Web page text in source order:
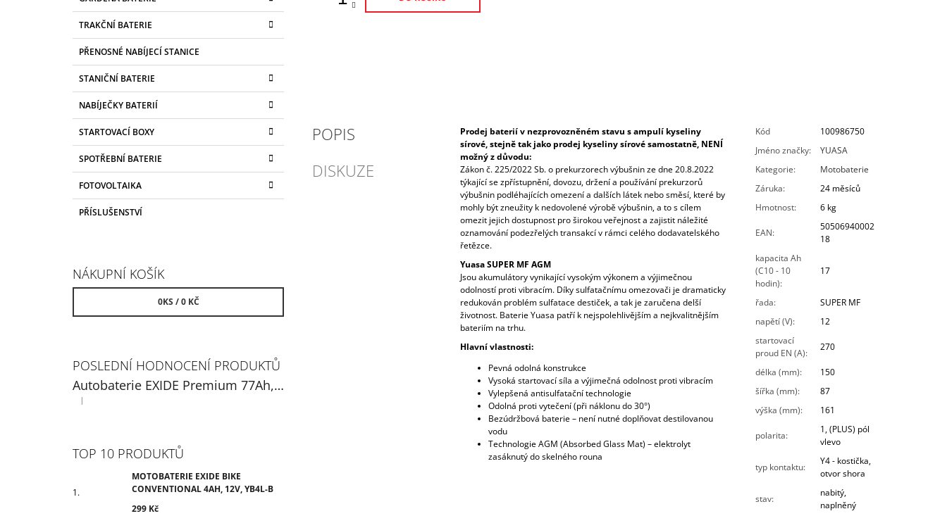
TRAKČNÍ BATERIE
PŘENOSNÉ NABÍJECÍ STANICE
STANIČNÍ BATERIE
NABÍJEČKY BATERIÍ
STARTOVACÍ BOXY
SPOTŘEBNÍ BATERIE
FOTOVOLTAIKA
PŘÍSLUŠENSTVÍ
NÁKUPNÍ KOŠÍK
0KS /0 KČ
POSLEDNÍ HODNOCENÍ PRODUKTŮ
Autobaterie EXIDE Premium 77Ah, 12V, EA770
Hodnocení produktu je 5 z 5 hvězdiček.
|
TOP 10 PRODUKTŮ
MOTOBATERIE EXIDE BIKE
CONVENTIONAL 4AH, 12V, YB4L-B
299 Kč
POPIS
DISKUZE
Prodej baterií v nezprovozněném stavu s ampulí kyseliny
sírové, stejně tak jako prodej kyseliny sírové samostatně, NENÍ
možný z důvodu:
Zákon č. 225/2022 Sb. o prekurzorech výbušnin ze dne 20.8.2022
týkající se zpřístupnění, dovozu, držení a používání prekurzorů
výbušnin podléhajících omezení a dalších látek nebo směsí, které by
mohly být zneužity k nedovolené výrobě výbušnin, a to s cílem
omezit jejich dostupnost pro širokou veřejnost a zajistit náležité
oznamování podezřelých transakcí v rámci celého dodavatelského
řetězce.
Yuasa SUPER MF AGM
Jsou akumulátory vynikající vysokým výkonem a výjimečnou
odolností proti vibracím. Díky sulfatačnímu omezovači je dramaticky
redukován problém sulfatace destiček, a tak je zaručena delší
životnost. Baterie Yuasa patří k nejspolehlivějším a nejkvalitnějším
bateriím na trhu.
Hlavní vlastnosti:
Pevná odolná konstrukce
Vysoká startovací síla a výjimečná odolnost proti vibracím
Vylepšená antisulfatační technologie
Odolná proti vytečení (při náklonu do 30°)
Bezúdržbová baterie – není nutné doplňovat destilovanou
vodu
Technologie AGM (Absorbed Glass Mat) – elektrolyt
zasáknutý do skelného rouna
Kód
100986750
Jméno značky:
YUASA
Kategorie:
Motobaterie
Záruka:
24 měsíců
Hmotnost: 6 kg
EAN:
50506940002
18
kapacita Ah
(C10 - 10
hodin):
17
řada:
SUPER MF
napětí (V):
12
startovací
proud EN (A):
270
délka (mm):
150
šířka (mm):
87
výška (mm): 161
polarita:
1, (PLUS) pól
vlevo
typ kontaktu:
Y4 - kostička,
otvor shora
stav:
nabitý,
naplněný